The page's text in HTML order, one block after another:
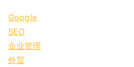
Google
SEO
企业管理
外贸